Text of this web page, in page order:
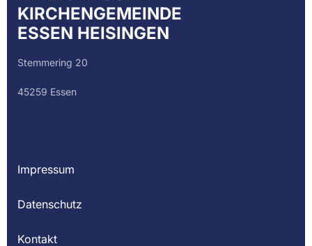
KIRCHENGEMEINDE
ESSEN HEISINGEN
Stemmering 20
45259 Essen
Impressum
Datenschutz
Kontakt